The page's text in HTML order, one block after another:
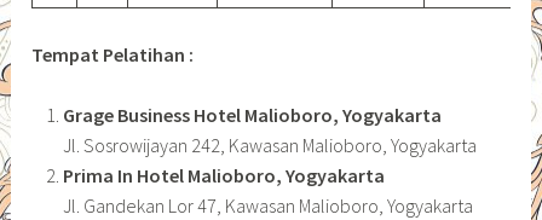
Tempat Pelatihan :
Grage Business Hotel Malioboro, Yogyakarta
Jl. Sosrowijayan 242, Kawasan Malioboro, Yogyakarta
Prima In Hotel Malioboro, Yogyakarta
Jl. Gandekan Lor 47, Kawasan Malioboro, Yogyakarta